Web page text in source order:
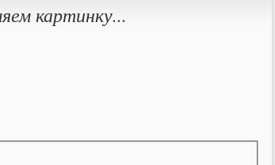
картинку...